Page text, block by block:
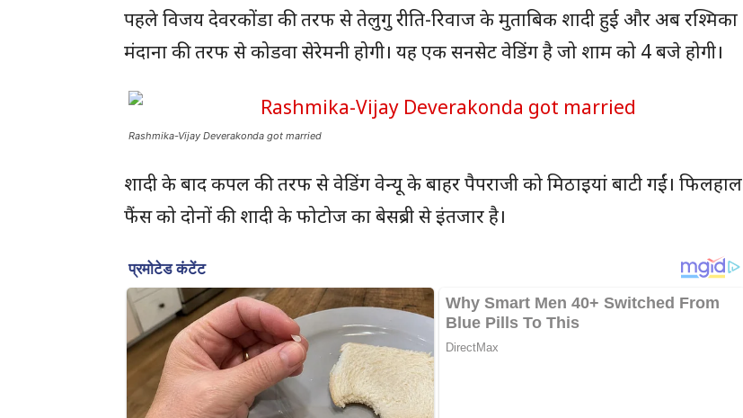
पहले विजय देवरकोंडा की तरफ से तेलुगु रीति-रिवाज के मुताबिक शादी हुई और अब रश्मिका
मंदाना की तरफ से कोडवा सेरेमनी होगी। यह एक सनसेट वेडिंग है जो शाम को 4 बजे होगी।
Rashmika-Vijay Deverakonda got married
शादी के बाद कपल की तरफ से वेडिंग वेन्यू के बाहर पैपराजी को मिठाइयां बाटी गईं। फिलहाल
फैंस को दोनों की शादी के फोटोज का बेसब्री से इंतजार है।